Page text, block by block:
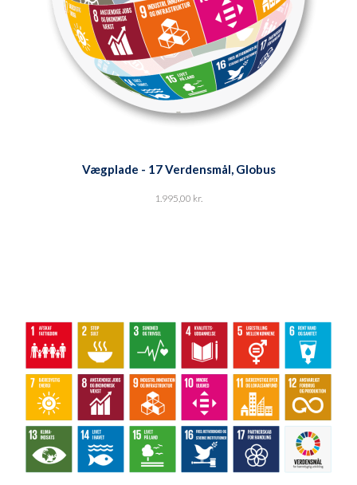
Vægplade - 17 Verdensmål, Globus
1.995,00 kr.